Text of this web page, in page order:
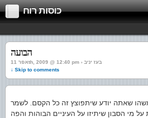
כוסות רוח
הבועה
אפר 11th, 2009 @ 12:40 pm › בעז יניב
↓ Skip to comments
שאתה יודע שיתפוצץ זה כל הקסם. לשמר
מי הסבון שיתיזו על העיניים הבוהות והפה